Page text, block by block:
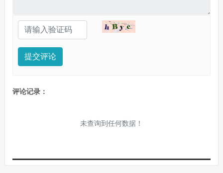
提交评论
评论记录：
未查询到任何数据！